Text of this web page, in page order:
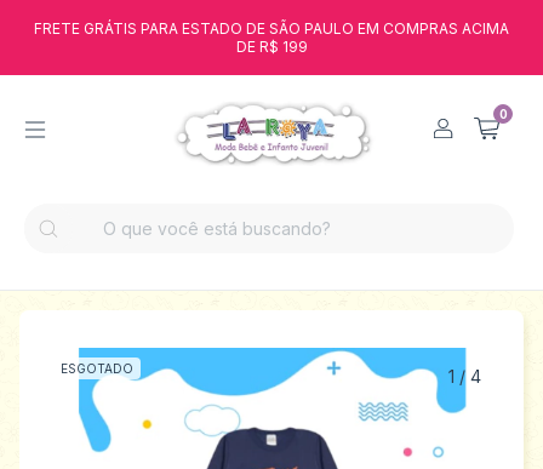
FRETE GRÁTIS PARA ESTADO DE SÃO PAULO EM COMPRAS ACIMA
DE R$ 199
0
ESGOTADO 1 / 4